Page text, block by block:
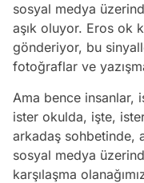
sosyal medya
aşık oluyor. Eros ok
gönderiyor, bu
fotoğraflar ve
Ama bence insanlar,
ister okulda, işte,
arkadaş sohbetinde,
sosyal medya
karşılaşma